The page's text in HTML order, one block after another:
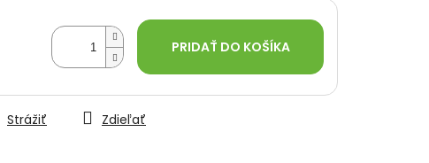
PRIDAŤ DO KOŠÍKA
Strážiť Zdieľať